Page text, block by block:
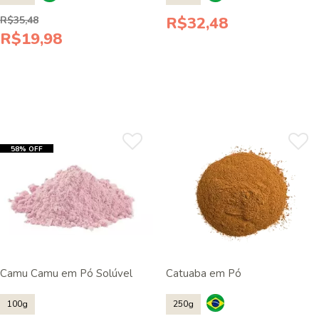
R$35,48
R$19,98
R$32,48
58% OFF
Camu Camu em Pó Solúvel
100g
Catuaba em Pó
250g